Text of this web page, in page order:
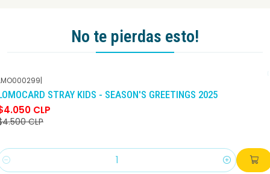
No te pierdas esto!
-10% DCTO
|
STRAY KIDS - SEASON'S GREETINGS 2025
CLP
CLP